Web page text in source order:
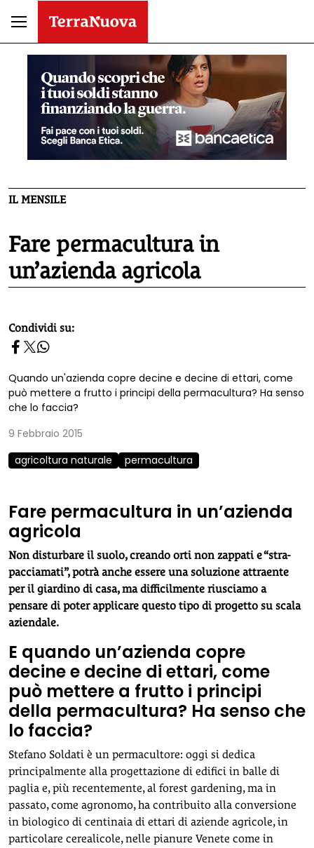
IL MENSILE
Fare permacultura in
un’azienda agricola
homepage h2
Condividi su:
Quando un'azienda copre decine e decine di ettari, come
può mettere a frutto i principi della permacultura? Ha senso
che lo faccia?
9 Febbraio 2015
agricoltura naturale
permacultura
Fare permacultura in un’azienda
agricola
Non disturbare il suolo, creando orti non zappati e “stra-
pacciamati”, potrà anche essere una soluzione attraente
per il giardino di casa, ma difficilmente riusciamo a
pensare di poter applicare questo tipo di progetto su scala
aziendale.
E quando un’azienda copre
decine e decine di ettari, come
può mettere a frutto i principi
della permacultura? Ha senso che
lo faccia?
Stefano Soldati è un permacultore: oggi si dedica
principalmente alla progettazione di edifici in balle di
paglia e, più recentemente, al forest gardening, ma in
passato, come agronomo, ha contribuito alla conversione
in biologico di centinaia di ettari di aziende agricole, in
particolare cerealicole, nelle pianure Venete come in